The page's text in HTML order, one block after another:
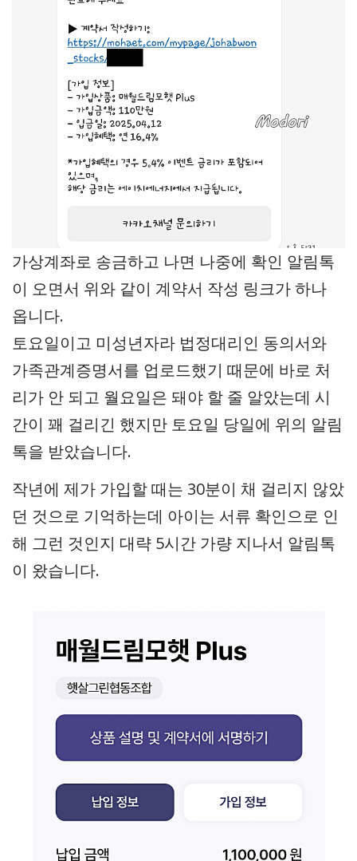
가상계좌로 송금하고 나면 나중에 확인 알림톡
이 오면서 위와 같이 계약서 작성 링크가 하나
옵니다.
토요일이고 미성년자라 법정대리인 동의서와
가족관계증명서를 업로드했기 때문에 바로 처
리가 안 되고 월요일은 돼야 할 줄 알았는데 시
간이 꽤 걸리긴 했지만 토요일 당일에 위의 알림
톡을 받았습니다.
작년에 제가 가입할 때는 30분이 채 걸리지 않았
던 것으로 기억하는데 아이는 서류 확인으로 인
해 그런 것인지 대략 5시간 가량 지나서 알림톡
이 왔습니다.